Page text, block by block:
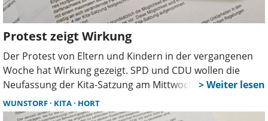
Protest zeigt Wirkung
Der Protest von Eltern und Kindern in der vergangenen
Woche hat Wirkung gezeigt. SPD und CDU wollen die
Neufassung der Kita-Satzung am Mittwoch im Stadtrat
nicht beraten, wie die Mehrheitsgruppe in einer
Pressemitteilung erklärt.
WUNSTORF KITA HORT